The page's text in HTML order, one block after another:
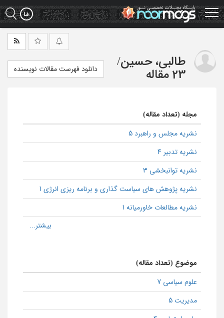
Skip
to
main
طالبی، حسین/
23 مقاله
دانلود فهرست مقالات نویسنده
مجله (تعداد مقاله)
نشریه مجلس و راهبرد 5
نشریه تدبیر 4
نشریه توانبخشی 3
نشریه پژوهش های سیاست گذاری و برنامه ریزی انرژی 1
نشریه مطالعات خاورمیانه 1
موضوع (تعداد مقاله)
علوم سیاسی 7
مدیریت 5